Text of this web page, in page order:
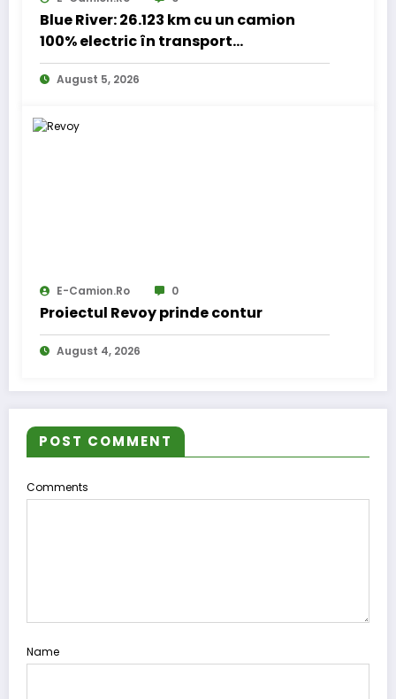
Blue River: 26.123 km cu un camion
100% electric în transport
internațional
August 5, 2026
E-Camion.ro 0
Proiectul Revoy prinde contur
August 4, 2026
POST COMMENT
Comments
Name